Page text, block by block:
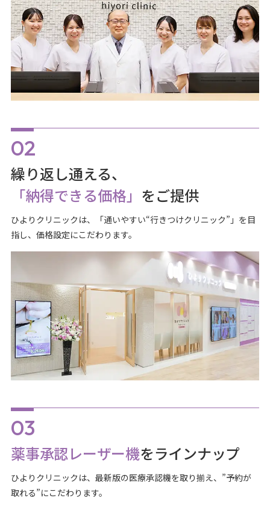
繰り返し通える、
「納得できる価格」 をご提供
ひよりクリニックは、「通いやすい“行きつけクリニック”」を目
指し、価格設定にこだわります。
薬事承認レーザー機をラインナップ
ひよりクリニックは、最新版の医療承認機を取り揃え、”予約が
取れる”にこだわります。